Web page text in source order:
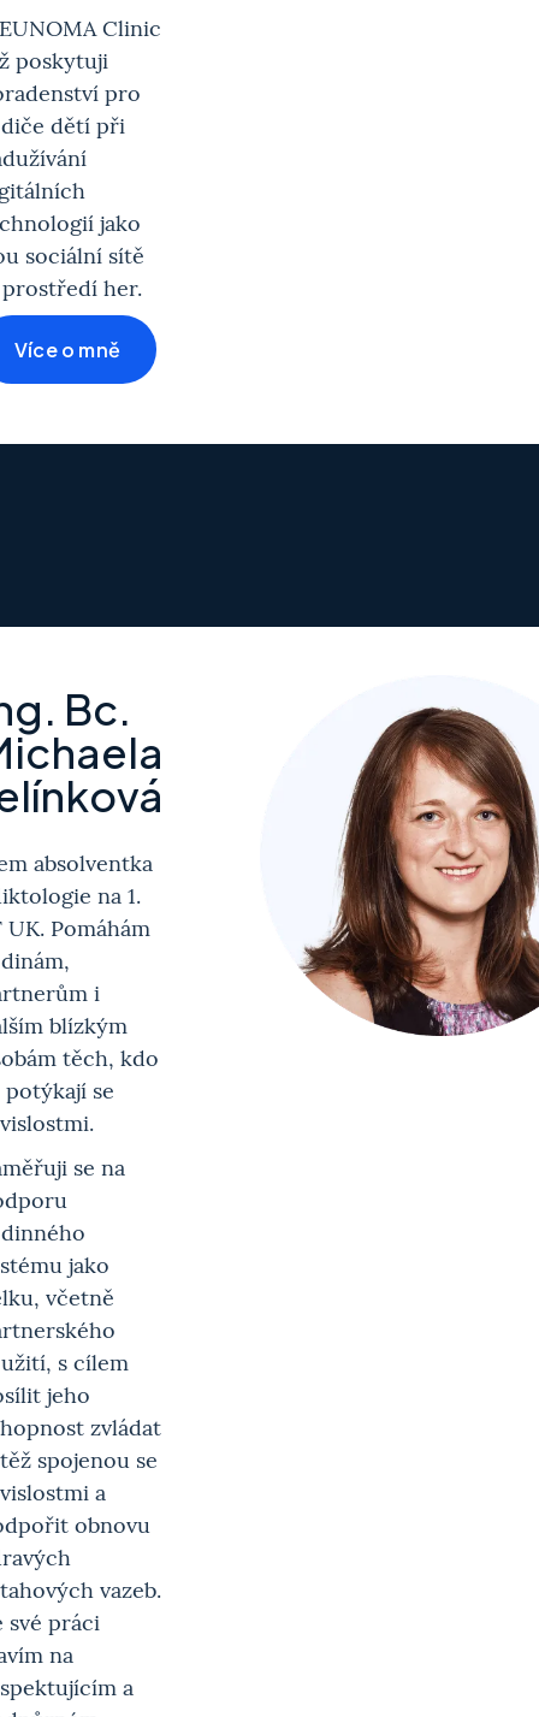
Clinic
poskytuji
pro
dětí při
jako
sociální sítě
her.
Více o mně
Bc.
absolventka
na 1.
UK. Pomáhám
i
blízkým
těch, kdo
potýkají se
se na
jako
včetně
s cílem
jeho
zvládat
spojenou se
a
obnovu
vazeb.
své práci
na
a